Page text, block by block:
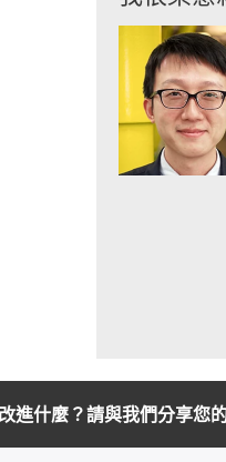
進什麼？請與我們分享您